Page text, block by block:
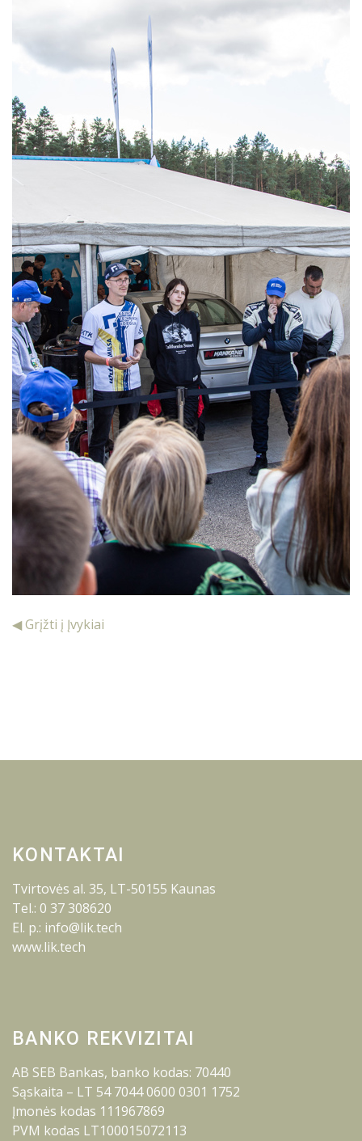
◀ Grįžti į Įvykiai
KONTAKTAI
Tvirtovės al. 35, LT-50155 Kaunas
Tel.: 0 37 308620
El. p.: info@lik.tech
www.lik.tech
BANKO REKVIZITAI
AB SEB Bankas, banko kodas: 70440
Sąskaita – LT 54 7044 0600 0301 1752
Įmonės kodas 111967869
PVM kodas LT100015072113